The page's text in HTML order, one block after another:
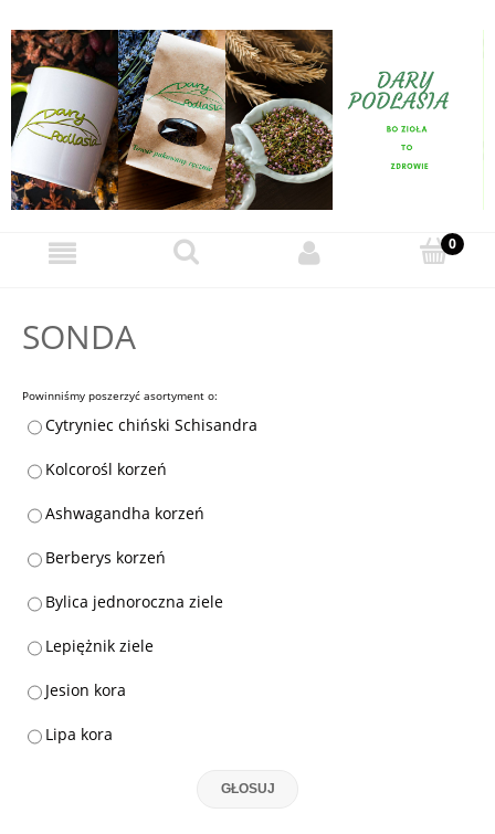
SONDA
Powinniśmy poszerzyć asortyment o:
Cytryniec chiński Schisandra
Kolcorośl korzeń
Ashwagandha korzeń
Berberys korzeń
Bylica jednoroczna ziele
Lepiężnik ziele
Jesion kora
Lipa kora
GŁOSUJ